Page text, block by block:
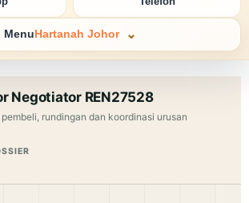
Menu Hartanah Johor
Negotiator REN27528
rundingan dan koordinasi urusan